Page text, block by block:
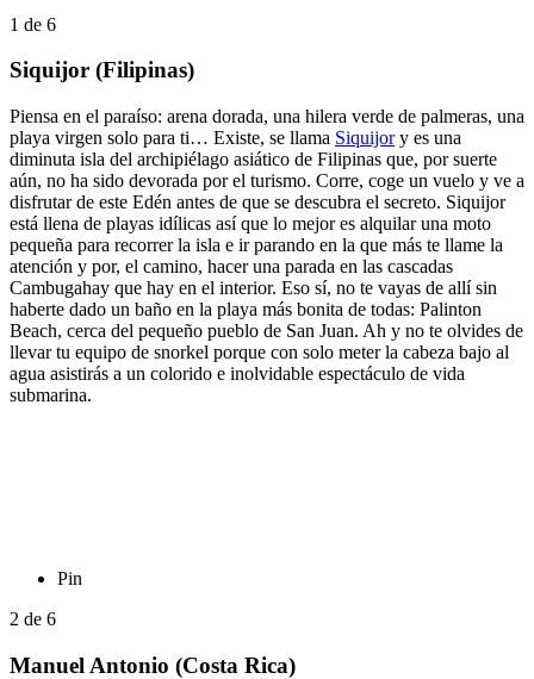
1 de 6
Siquijor (Filipinas)
Piensa en el paraíso: arena dorada, una hilera verde de palmeras, una
playa virgen solo para ti… Existe, se llama Siquijory es una
diminuta isla del archipiélago asiático de Filipinas que, por suerte
aún, no ha sido devorada por el turismo. Corre, coge un vuelo y ve a
disfrutar de este Edén antes de que se descubra el secreto. Siquijor
está llena de playas idílicas así que lo mejor es alquilar una moto
pequeña para recorrer la isla e ir parando en la que más te llame la
atención y por, el camino, hacer una parada en las cascadas
Cambugahay que hay en el interior. Eso sí, no te vayas de allí sin
haberte dado un baño en la playa más bonita de todas: Palinton
Beach, cerca del pequeño pueblo de San Juan. Ah y no te olvides de
llevar tu equipo de snorkel porque con solo meter la cabeza bajo al
agua asistirás a un colorido e inolvidable espectáculo de vida
submarina.
Pin
2 de 6
Manuel Antonio (Costa Rica)